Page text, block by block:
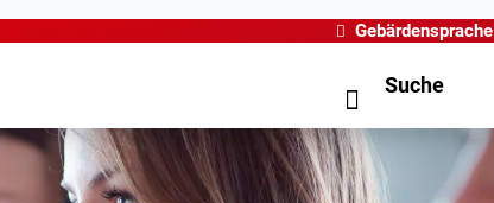
Gebärdensprache
Suche